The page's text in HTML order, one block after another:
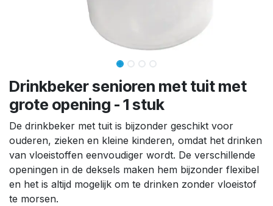
Drinkbeker senioren met tuit met
grote opening - 1 stuk
De drinkbeker met tuit is bijzonder geschikt voor
ouderen, zieken en kleine kinderen, omdat het drinken
van vloeistoffen eenvoudiger wordt. De verschillende
openingen in de deksels maken hem bijzonder flexibel
en het is altijd mogelijk om te drinken zonder vloeistof
te morsen.